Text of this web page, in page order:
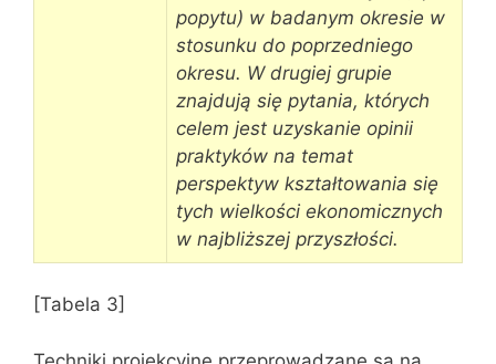
popytu) w badanym okresie w
stosunku do poprzedniego
okresu. W drugiej grupie
znajdują się pytania, których
celem jest uzyskanie opinii
praktyków na temat
perspektyw kształtowania się
tych wielkości ekonomicznych
w najbliższej przyszłości.
[Tabela 3]